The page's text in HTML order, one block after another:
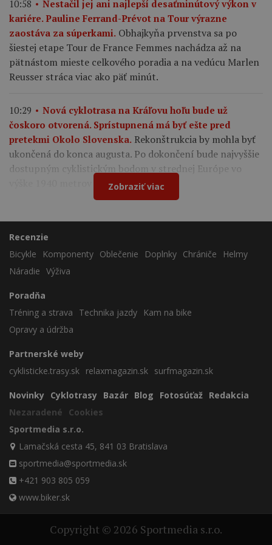
10:58
Nestačil jej ani najlepší desaťminútový výkon v
kariére. Pauline Ferrand-Prévot na Tour výrazne
zaostáva za súperkami. Obhajkyňa prvenstva sa po
šiestej etape Tour de France Femmes nachádza až na
pätnástom mieste celkového poradia a na vedúcu Marlen
Reusser stráca viac ako päť minút.
10:29
Nová cyklotrasa na Kráľovu hoľu bude už
čoskoro otvorená. Sprístupnená má byť ešte pred
pretekmi Okolo Slovenska. Rekonštrukcia by mohla byť
ukončená do konca augusta. Po dokončení bude najvyššie
dostupným cyklistickým bodom v strednej Európe vo
výške 1940 metrov nad morom.
Zobraziť viac
Recenzie
Bicykle
Komponenty Oblečenie Doplnky Chrániče
Helmy
Náradie Výživa
Poradňa
Tréning a strava
Technika jazdy
Kam na bike
Opravy a údržba
Partnerské weby
cyklisticke.trasy.sk relaxmagazin.sk surfmagazin.sk
Novinky Cyklotrasy Bazár Blog Fotosúťaž Redakcia
Nezaradené
Cookies
Sportmedia s.r.o.
Lamačská cesta 45, 841 03 Bratislava
sportmedia@sportmedia.sk
+421 903 805 059
www.biker.sk
Copyright © 2026 Sportmedia s.r.o.